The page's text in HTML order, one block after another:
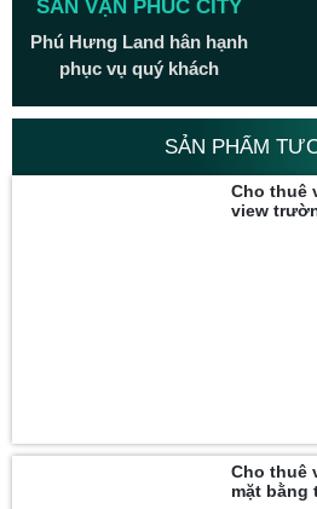
SẢN VẠN PHÚC CITY
Phú Hưng Land hân hạnh
phục vụ quý khách
SẢN PHẨM
Cho thuê
view
Cho thuê
mặt bằng